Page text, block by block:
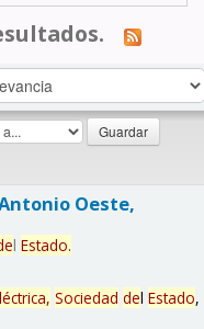
Oeste,
l Estado.
Sociedad del Estado,